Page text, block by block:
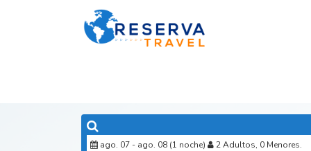
ago. 07 - ago. 08 (1 noche) 2 Adultos, 0 Menores.